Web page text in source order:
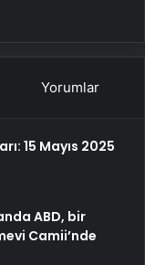
Yorumlar
15 Mayıs 2025
ABD, bir
Camii’nde